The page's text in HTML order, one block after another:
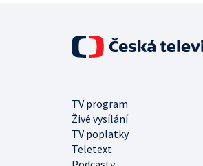
TV program
Živé vysílání
TV poplatky
Teletext